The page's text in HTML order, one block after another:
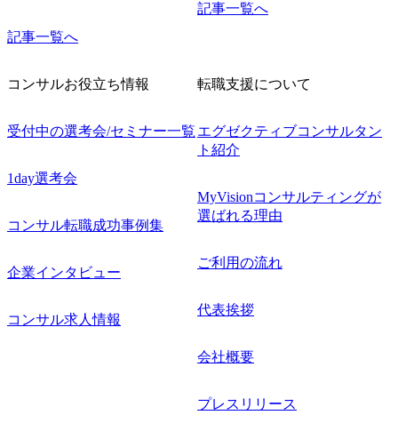
記事一覧へ
記事一覧へ
コンサルお役立ち情報
受付中の選考会/セミナー一覧
1day選考会
コンサル転職成功事例集
企業インタビュー
コンサル求人情報
転職支援について
エグゼクティブコンサルタン
ト紹介
MyVisionコンサルティングが
選ばれる理由
ご利用の流れ
代表挨拶
会社概要
プレスリリース